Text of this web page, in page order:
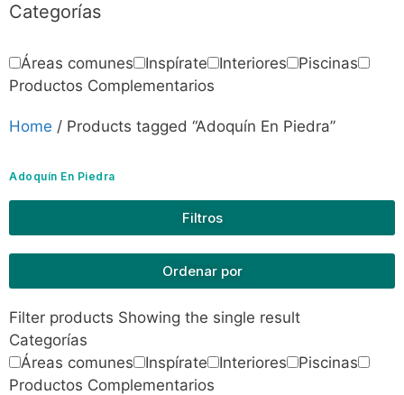
Categorías
Áreas comunes Inspírate Interiores
Piscinas
Productos Complementarios
Home / Products tagged “Adoquín En Piedra”
Adoquín En Piedra
Filtros
Ordenar por
Filter products Showing the single result
Categorías
Áreas comunes
Inspírate Interiores
Piscinas
Productos Complementarios